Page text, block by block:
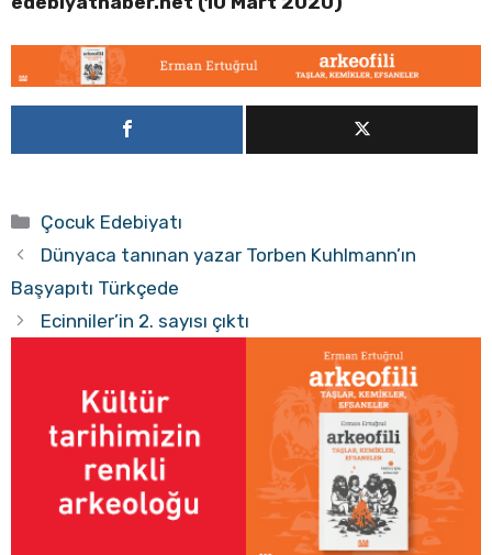
Kategoriler
Çocuk Edebiyatı
Dünyaca tanınan yazar Torben Kuhlmann’ın
Başyapıtı Türkçede
Ecinniler’in 2. sayısı çıktı